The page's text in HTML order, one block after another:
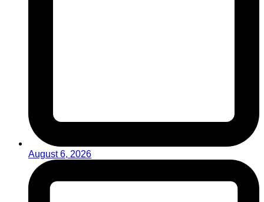
August 6, 2026